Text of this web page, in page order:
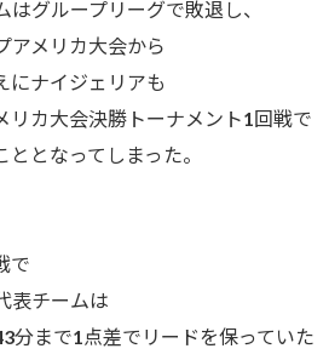
グループリーグで敗退し、
アメリカ大会から
にナイジェリアも
リカ大会決勝トーナメント1回戦で
となってしまった。
で
表チームは
分まで1点差でリードを保っていた